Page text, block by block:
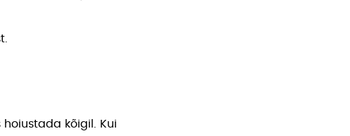
kõigil. Kui